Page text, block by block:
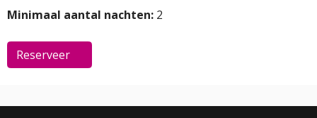
Minimaal aantal nachten: 2
Reserveer